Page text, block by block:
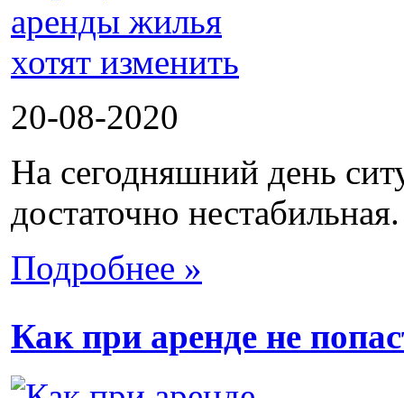
20-08-2020
На сегодняшний день
достаточно
Подробнее »
Как при аренде не